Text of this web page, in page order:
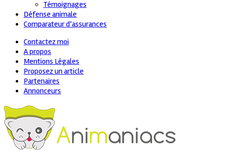
Témoignages
Défense animale
Comparateur d’assurances
Contactez moi
A propos
Mentions Légales
Proposez un article
Partenaires
Annonceurs